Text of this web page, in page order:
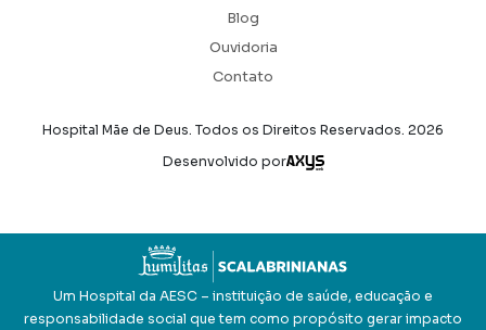
Blog
Ouvidoria
Contato
Hospital Mãe de Deus. Todos os Direitos Reservados. 2026
Desenvolvido por
Axysweb
Um Hospital da AESC – instituição de saúde, educação e
responsabilidade social que tem como propósito gerar impacto